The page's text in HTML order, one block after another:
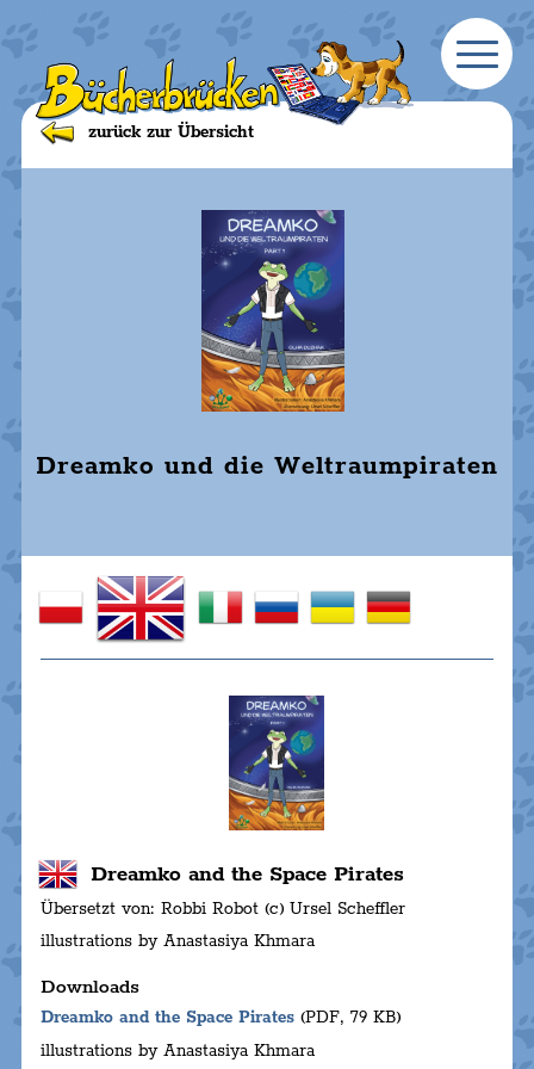
zurück zur Übersicht
Dreamko und die Weltraumpiraten
Dreamko and the Space Pirates
Übersetzt von: Robbi Robot (c) Ursel Scheffler
illustrations by Anastasiya Khmara
Downloads
Dreamko and the Space Pirates (PDF, 79 KB)
illustrations by Anastasiya Khmara